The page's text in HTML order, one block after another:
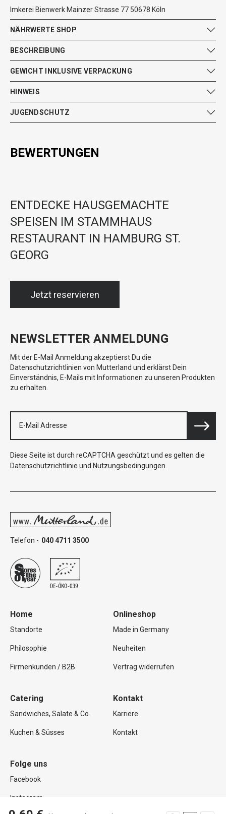
Imkerei Bienwerk Mainzer Strasse 77 50678 Köln
NÄHRWERTE SHOP
BESCHREIBUNG
GEWICHT INKLUSIVE VERPACKUNG
HINWEIS
JUGENDSCHUTZ
BEWERTUNGEN
ENTDECKE HAUSGEMACHTE
SPEISEN IM STAMMHAUS
RESTAURANT IN HAMBURG ST.
GEORG
Jetzt reservieren
NEWSLETTER ANMELDUNG
Mit der E-Mail Anmeldung akzeptierst Du die
Datenschutzrichtlinien von Mutterland und erklärst Dein
Einverständnis, E-Mails mit Informationen zu unseren Produkten
zu erhalten.
Diese Seite ist durch reCAPTCHA geschützt und es gelten die
Datenschutzrichtlinie und Nutzungsbedingungen
Telefon - 040 4711 3500
Home
Standorte
Philosophie
Firmenkunden / B2B
Onlineshop
Made in Germany
Neuheiten
Vertrag widerrufen
Catering
Sandwiches, Salate & Co.
Kuchen & Süsses
Kontakt
Karriere
Kontakt
Folge uns
Facebook
Instagram